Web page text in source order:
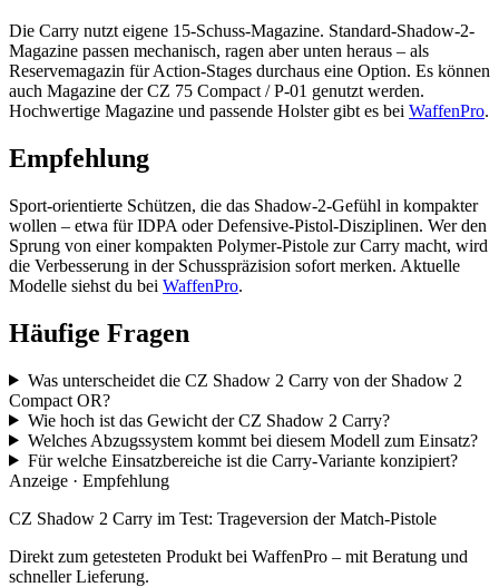
Die Carry nutzt eigene 15-Schuss-Magazine. Standard-Shadow-2-
Magazine passen mechanisch, ragen aber unten heraus – als
Reservemagazin für Action-Stages durchaus eine Option. Es können
auch Magazine der CZ 75 Compact / P-01 genutzt werden.
Hochwertige Magazine und passende Holster gibt es bei WaffenPro.
Empfehlung
Sport-orientierte Schützen, die das Shadow-2-Gefühl in kompakter
wollen – etwa für IDPA oder Defensive-Pistol-Disziplinen. Wer den
Sprung von einer kompakten Polymer-Pistole zur Carry macht, wird
die Verbesserung in der Schusspräzision sofort merken. Aktuelle
Modelle siehst du bei WaffenPro.
Häufige Fragen
Was unterscheidet die CZ Shadow 2 Carry von der Shadow 2
Compact OR?
Wie hoch ist das Gewicht der CZ Shadow 2 Carry?
Welches Abzugssystem kommt bei diesem Modell zum Einsatz?
Für welche Einsatzbereiche ist die Carry-Variante konzipiert?
Anzeige · Empfehlung
CZ Shadow 2 Carry im Test: Trageversion der Match-Pistole
Direkt zum getesteten Produkt bei WaffenPro – mit Beratung und
schneller Lieferung.